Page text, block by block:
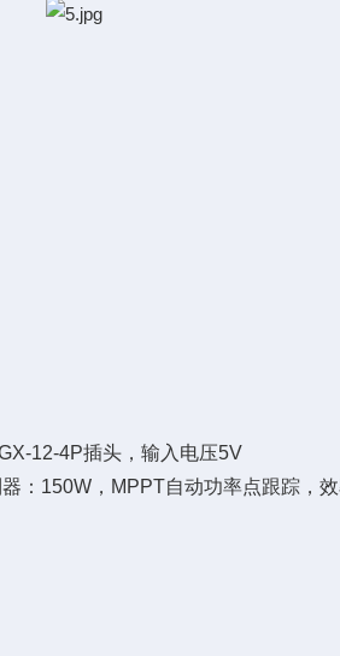
12-4P插头，输入电压5V
150W，MPPT自动功率点跟踪，